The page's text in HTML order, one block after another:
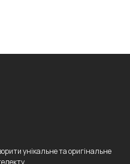
унікальне та оригінальне